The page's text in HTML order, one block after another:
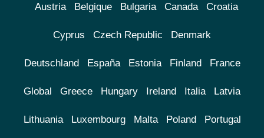
Austria Belgique Bulgaria Canada Croatia
Cyprus Czech Republic Denmark
Deutschland España Estonia Finland France
Global Greece Hungary Ireland Italia Latvia
Lithuania Luxembourg Malta Poland Portugal